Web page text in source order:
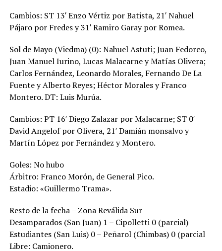
Cambios: ST 13′ Enzo Vértiz por Batista, 21′ Nahuel
Pájaro por Fredes y 31′ Ramiro Garay por Romea.
Sol de Mayo (Viedma) (0): Nahuel Astuti; Juan Fedorco,
Juan Manuel Iurino, Lucas Malacarne y Matías Olivera;
Carlos Fernández, Leonardo Morales, Fernando De La
Fuente y Alberto Reyes; Héctor Morales y Franco
Montero. DT: Luis Murúa.
Cambios: PT 16′ Diego Zalazar por Malacarne; ST 0′
David Angelof por Olivera, 21′ Damián monsalvo y
Martín López por Fernández y Montero.
Goles: No hubo
Árbitro: Franco Morón, de General Pico.
Estadio: «Guillermo Trama».
Resto de la fecha – Zona Reválida Sur
Desamparados (San Juan) 1 – Cipolletti 0 (parcial)
Estudiantes (San Luis) 0 – Peñarol (Chimbas) 0 (parcial
Libre: Camionero.